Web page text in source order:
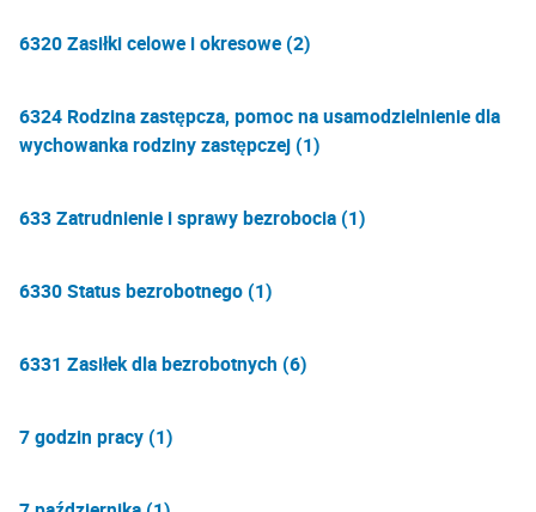
6320 Zasiłki celowe i okresowe (2)
6324 Rodzina zastępcza, pomoc na usamodzielnienie dla
wychowanka rodziny zastępczej (1)
633 Zatrudnienie i sprawy bezrobocia (1)
6330 Status bezrobotnego (1)
6331 Zasiłek dla bezrobotnych (6)
7 godzin pracy (1)